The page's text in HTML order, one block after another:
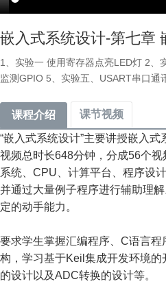
嵌入式系统设计-第七章
1、实验一 使用寄存器点亮LED灯 2、
监测GPIO 5、实验五、USART串口通
课程介绍 课节视频
“嵌入式系统设计”主要讲授嵌入
视频总时长648分钟，分成56个
系统、CPU、计算平台、程序设
并通过大量例子程序进行辅助理
定的动手能力。
要求学生掌握汇编程序、C语言
构，学习基于Keil集成开发环境
的设计以及ADC转换的设计等。